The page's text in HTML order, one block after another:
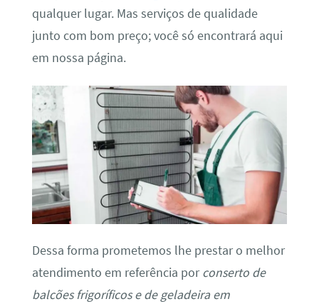
qualquer lugar. Mas serviços de qualidade
junto com bom preço; você só encontrará aqui
em nossa página.
Dessa forma prometemos lhe prestar o melhor
atendimento em referência porconserto de
balcões frigoríficos e de geladeira em